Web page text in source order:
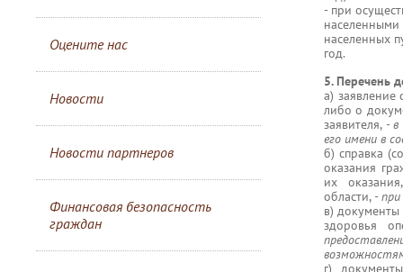
Оцените нас
Новости
Новости партнеров
Финансовая безопасность
граждан
- при
населенными
населенных
год.
5. Перечень
а) заявление
либо о
заявителя, -
его имени в
б) справка
оказания
их
области, -
в)
здоровья
г)